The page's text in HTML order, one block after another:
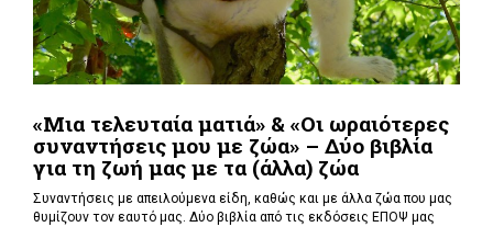
«Μια τελευταία ματιά» & «Οι ωραιότερες
συναντήσεις μου με ζώα» – Δύο βιβλία
για τη ζωή μας με τα (άλλα) ζώα
Συναντήσεις με απειλούμενα είδη, καθώς και με άλλα ζώα που μας
θυμίζουν τον εαυτό μας. Δύο βιβλία από τις εκδόσεις ΕΠΟΨ μας